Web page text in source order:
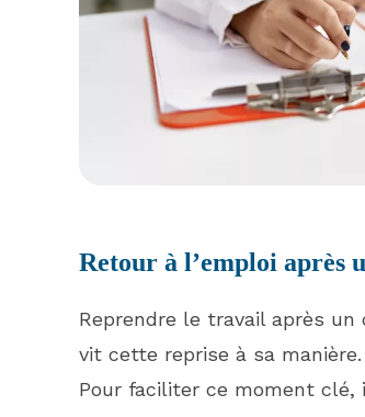
Retour à l’emploi après
Reprendre le travail après
vit cette reprise à sa manière.
Pour faciliter ce moment